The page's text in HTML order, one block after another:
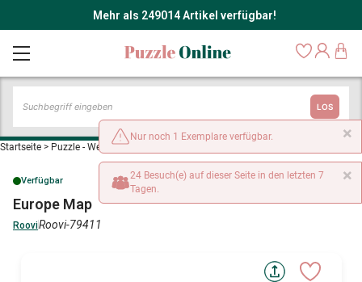
Mehr als 249014 Artikel verfügbar!
LOS
Startseite > Puzzle - Weltkarten
Verfügbar
Europe Map
RooviRoovi-79411
×
Nur noch 1 Exemplare verfügbar.
×
24 Besuch(e) auf dieser Seite in den letzten 7
Tagen.